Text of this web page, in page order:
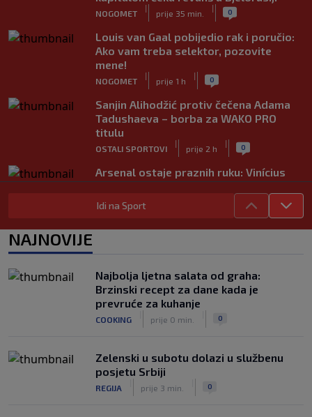
NOGOMET
|
prije 35 min.
| 0
Louis van Gaal pobijedio rak i poručio:
Ako vam treba selektor, pozovite
mene!
NOGOMET
|
prije 1 h
| 0
Sanjin Alihodžić protiv čečena Adama
Tadushaeva – borba za WAKO PRO
titulu
OSTALI SPORTOVI
|
prije 2 h
| 0
Arsenal ostaje praznih ruku: Vinícius
Júnior i Real Madrid postigli dogovor
NOGOMET
NOGOMET
| | 0
Izvinjenje s elementima prijetnje i
„gomila slabića“ u UEFA-i
Idi na Sport
NAJNOVIJE
Najbolja ljetna salata od graha:
Brzinski recept za dane kada je
prevruće za kuhanje
COOKING prije 0 min. 0
Zelenski u subotu dolazi u službenu
posjetu Srbiji
REGIJA prije 3 min. 0